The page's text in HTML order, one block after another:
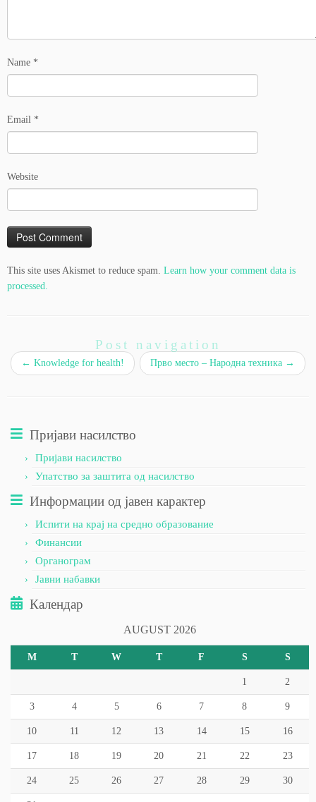
Name *
Email *
Website
This site uses Akismet to reduce spam. Learn how your comment data is
processed.
Post navigation
← Knowledge for health! Прво место – Народна техника →
Пријави насилство
Пријави насилство
Упатство за заштита од насилство
Информации од јавен карактер
Испити на крај на средно образование
Финансии
Органограм
Јавни набавки
Календар
AUGUST 2026
M T W T F S S
1 2
3 4 5 6 7 8 9
10 11 12 13 14 15 16
17 18 19 20 21 22 23
24 25 26 27 28 29 30